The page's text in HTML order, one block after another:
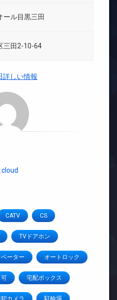
ール目黒三田
三田2-10-64
詳しい情報
CATV CS
TVドアホン
ーター オートロック
宅配ボックス
犯カメラ 駐輪場